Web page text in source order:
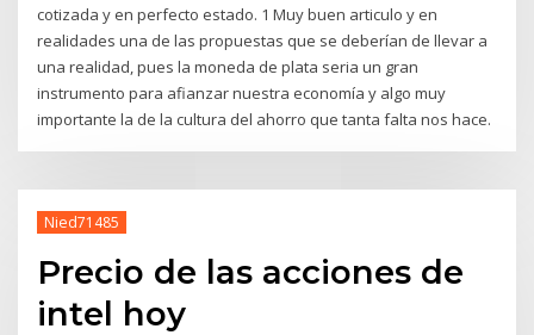
cotizada y en perfecto estado. 1 Muy buen articulo y en
realidades una de las propuestas que se deberían de llevar a
una realidad, pues la moneda de plata seria un gran
instrumento para afianzar nuestra economía y algo muy
importante la de la cultura del ahorro que tanta falta nos hace.
Nied71485
Precio de las acciones de
intel hoy